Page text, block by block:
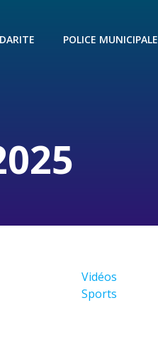
POLICE MUNICIPALE
Vidéos
Sports